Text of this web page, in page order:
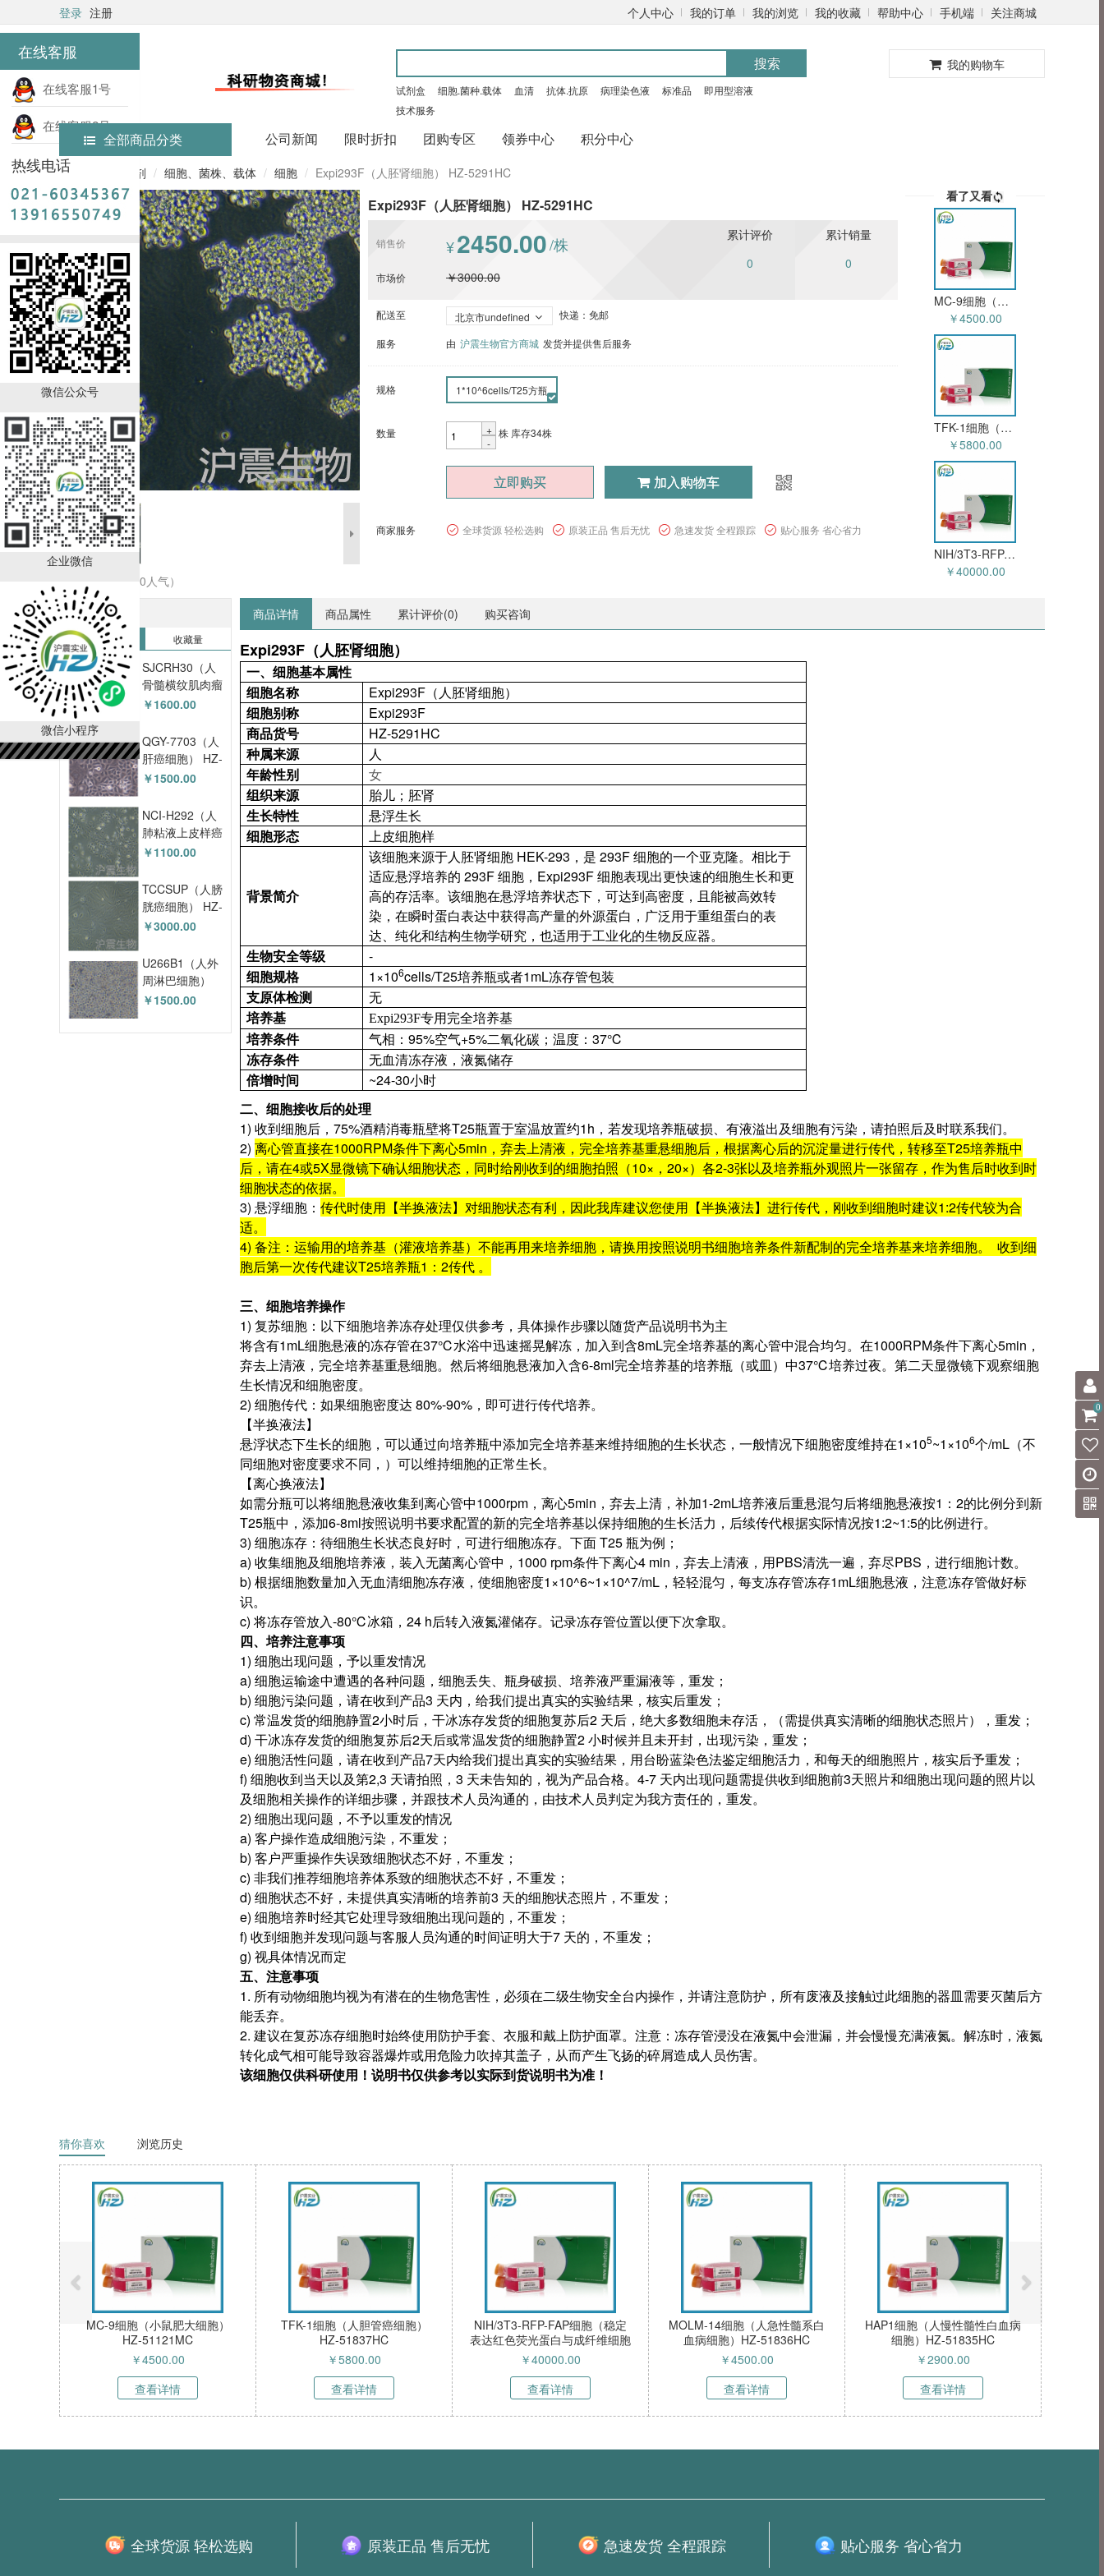
在线客服
在线客服1号
在线客服2号
热线电话
微信公众号
企业微信
微信小程序
登录 注册 个人中心 我的订单 我的浏览 我的收藏 帮助中心 手机端 关注商城
搜索
试剂盒 细胞.菌种.载体 血清 抗体.抗原 病理染色液 标准品
即用型溶液
技术服务
我的购物车
全部商品分类 公司新闻 限时折扣 团购专区 领券中心 积分中心
首页 实验试剂 细胞、菌株、载体 细胞 Expi293F（人胚肾细胞） HZ-5291HC
收藏商品（0人气）
Expi293F（人胚肾细胞） HZ-5291HC
销售价 ¥2450.00/株
市场价 ￥3000.00
累计评价
0
累计销量
0
配送至 北京市undefined 快递：免邮
服务 由 沪震生物官方商城 发货并提供售后服务
规格 1*10^6cells/T25方瓶
数量
+
-
株 库存34株
立即购买 加入购物车
商家服务 全球货源 轻松选购 原装正品 售后无忧 急速发货 全程跟踪 贴心服务 省心省力
看了又看
MC-9细胞（小鼠肥大细胞）HZ-51121MC
￥4500.00
TFK-1细胞（人胆管癌细胞）HZ-51837HC
￥5800.00
NIH/3T3-RFP-FAP细胞（稳定表达红色荧光蛋白与成纤维细胞激活蛋白α小鼠胚胎成纤维细胞）HZ-5031MC-R-SE（询价）
￥40000.00
热销排行榜
销售量 收藏量
SJCRH30（人
骨髓横纹肌肉瘤
细胞） HZ-
￥1600.00
QGY-7703（人
肝癌细胞） HZ-
5030HC
￥1500.00
NCI-H292（人
肺粘液上皮样癌
细胞） HZ-
￥1100.00
TCCSUP（人膀
胱癌细胞） HZ-
5056HC
￥3000.00
U266B1（人外
周淋巴细胞）
HZ-5069HC
￥1500.00
商品详情 商品属性 累计评价(0) 购买咨询
Expi293F（人胚肾细胞）
一、细胞基本属性
细胞名称
Expi293F（人胚肾细胞）
细胞别称
Expi293F
商品货号
HZ-5291HC
种属来源
人
年龄性别
女
组织来源
胎儿；胚肾
生长特性
悬浮生长
细胞形态
上皮细胞样
背景简介
该细胞来源于人胚肾细胞 HEK-293，是 293F 细胞的一个亚克隆。相比于
适应悬浮培养的 293F 细胞，Expi293F 细胞表现出更快速的细胞生长和更
高的存活率。该细胞在悬浮培养状态下，可达到高密度，且能被高效转
染，在瞬时蛋白表达中获得高产量的外源蛋白，广泛用于重组蛋白的表
达、纯化和结构生物学研究，也适用于工业化的生物反应器。
生物安全等级
-
细胞规格
1×106cells/T25培养瓶或者1mL冻存管包装
支原体检测
无
培养基
Expi293F专用完全培养基
培养条件
气相：95%空气+5%二氧化碳；温度：37℃
冻存条件
无血清冻存液，液氮储存
倍增时间
~24-30小时
二、细胞接收后的处理
1) 收到细胞后，75%酒精消毒瓶壁将T25瓶置于室温放置约1h，若发现培养瓶破损、有液溢出及细胞有污染，请拍照后及时联系我们。
2) 离心管直接在1000RPM条件下离心5min，弃去上清液，完全培养基重悬细胞后，根据离心后的沉淀量进行传代，转移至T25培养瓶中
后，请在4或5X显微镜下确认细胞状态，同时给刚收到的细胞拍照（10×，20×）各2-3张以及培养瓶外观照片一张留存，作为售后时收到时
细胞状态的依据。
3) 悬浮细胞： 传代时使用【半换液法】对细胞状态有利，因此我库建议您使用【半换液法】进行传代，刚收到细胞时建议1:2传代较为合
适。
4) 备注：运输用的培养基（灌液培养基）不能再用来培养细胞，请换用按照说明书细胞培养条件新配制的完全培养基来培养细胞。 收到细
胞后第一次传代建议T25培养瓶1：2传代 。
三、细胞培养操作
1) 复苏细胞：以下细胞培养冻存处理仅供参考，具体操作步骤以随货产品说明书为主
将含有1mL细胞悬液的冻存管在37℃水浴中迅速摇晃解冻，加入到含8mL完全培养基的离心管中混合均匀。在1000RPM条件下离心5min，
弃去上清液，完全培养基重悬细胞。然后将细胞悬液加入含6-8ml完全培养基的培养瓶（或皿）中37℃培养过夜。第二天显微镜下观察细胞
生长情况和细胞密度。
2) 细胞传代：如果细胞密度达 80%-90%，即可进行传代培养。
【半换液法】
悬浮状态下生长的细胞，可以通过向培养瓶中添加完全培养基来维持细胞的生长状态，一般情况下细胞密度维持在1×105~1×106个/mL（不
同细胞对密度要求不同，）可以维持细胞的正常生长。
【离心换液法】
如需分瓶可以将细胞悬液收集到离心管中1000rpm，离心5min，弃去上清，补加1-2mL培养液后重悬混匀后将细胞悬液按1：2的比例分到新
T25瓶中，添加6-8ml按照说明书要求配置的新的完全培养基以保持细胞的生长活力，后续传代根据实际情况按1:2~1:5的比例进行。
3) 细胞冻存：待细胞生长状态良好时，可进行细胞冻存。下面 T25 瓶为例；
a) 收集细胞及细胞培养液，装入无菌离心管中，1000 rpm条件下离心4 min，弃去上清液，用PBS清洗一遍，弃尽PBS，进行细胞计数。
b) 根据细胞数量加入无血清细胞冻存液，使细胞密度1×10^6~1×10^7/mL，轻轻混匀，每支冻存管冻存1mL细胞悬液，注意冻存管做好标
识。
c) 将冻存管放入-80℃冰箱，24 h后转入液氮灌储存。记录冻存管位置以便下次拿取。
四、培养注意事项
1) 细胞出现问题，予以重发情况
a) 细胞运输途中遭遇的各种问题，细胞丢失、瓶身破损、培养液严重漏液等，重发；
b) 细胞污染问题，请在收到产品3 天内，给我们提出真实的实验结果，核实后重发；
c) 常温发货的细胞静置2小时后，干冰冻存发货的细胞复苏后2 天后，绝大多数细胞未存活，（需提供真实清晰的细胞状态照片），重发；
d) 干冰冻存发货的细胞复苏后2天后或常温发货的细胞静置2 小时候并且未开封，出现污染，重发；
e) 细胞活性问题，请在收到产品7天内给我们提出真实的实验结果，用台盼蓝染色法鉴定细胞活力，和每天的细胞照片，核实后予重发；
f) 细胞收到当天以及第2,3 天请拍照，3 天未告知的，视为产品合格。4-7 天内出现问题需提供收到细胞前3天照片和细胞出现问题的照片以
及细胞相关操作的详细步骤，并跟技术人员沟通的，由技术人员判定为我方责任的，重发。
2) 细胞出现问题，不予以重发的情况
a) 客户操作造成细胞污染，不重发；
b) 客户严重操作失误致细胞状态不好，不重发；
c) 非我们推荐细胞培养体系致的细胞状态不好，不重发；
d) 细胞状态不好，未提供真实清晰的培养前3 天的细胞状态照片，不重发；
e) 细胞培养时经其它处理导致细胞出现问题的，不重发；
f) 收到细胞并发现问题与客服人员沟通的时间证明大于7 天的，不重发；
g) 视具体情况而定
五、注意事项
1. 所有动物细胞均视为有潜在的生物危害性，必须在二级生物安全台内操作，并请注意防护，所有废液及接触过此细胞的器皿需要灭菌后方
能丢弃。
2. 建议在复苏冻存细胞时始终使用防护手套、衣服和戴上防护面罩。注意：冻存管浸没在液氮中会泄漏，并会慢慢充满液氮。解冻时，液氮
转化成气相可能导致容器爆炸或用危险力吹掉其盖子，从而产生飞扬的碎屑造成人员伤害。
该细胞仅供科研使用！说明书仅供参考以实际到货说明书为准！
猜你喜欢 浏览历史
MOLM-14细胞（人急性髓系白
血病细胞）HZ-51836HC
￥4500.00
查看详情
HAP1细胞（人慢性髓性白血病
细胞）HZ-51835HC
￥2900.00
查看详情
RIN-14B细胞（大鼠胰岛素瘤细
胞）HZ-5073RC
￥4000.00
查看详情
extrqfk细胞（马肾脏细胞永生
化）HZ-5712OC
￥50000.00
查看详情
LNCAP-C4-2细胞（人前列腺癌
细胞）HZ-51834HC
￥1800.00
查看详情
全球货源 轻松选购 原装正品 售后无忧 急速发货 全程跟踪 贴心服务 省心省力
0